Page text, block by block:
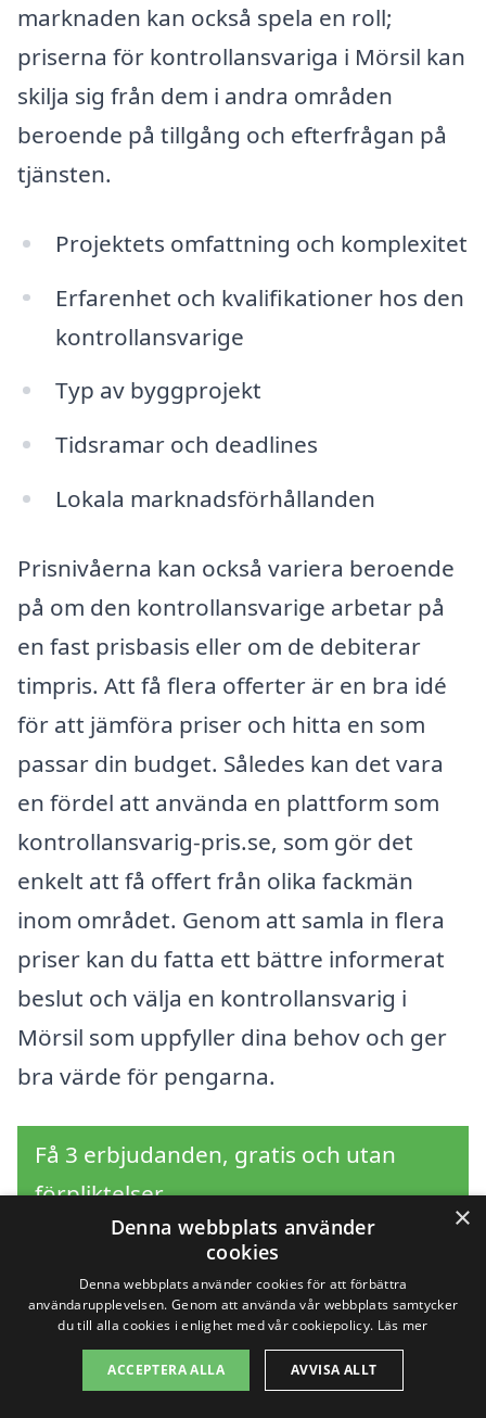
marknaden kan också spela en roll;
priserna för kontrollansvariga i Mörsil kan
skilja sig från dem i andra områden
beroende på tillgång och efterfrågan på
tjänsten.
Projektets omfattning och komplexitet
Erfarenhet och kvalifikationer hos den
kontrollansvarige
Typ av byggprojekt
Tidsramar och deadlines
Lokala marknadsförhållanden
Prisnivåerna kan också variera beroende
på om den kontrollansvarige arbetar på
en fast prisbasis eller om de debiterar
timpris. Att få flera offerter är en bra idé
för att jämföra priser och hitta en som
passar din budget. Således kan det vara
en fördel att använda en plattform som
kontrollansvarig-pris.se, som gör det
enkelt att få offert från olika fackmän
inom området. Genom att samla in flera
priser kan du fatta ett bättre informerat
beslut och välja en kontrollansvarig i
Mörsil som uppfyller dina behov och ger
bra värde för pengarna.
Få 3 erbjudanden, gratis och utan
förpliktelser
Sök efter en
professionell för
×
Denna webbplats använder
cookies
Denna webbplats använder cookies för att förbättra
användarupplevelsen. Genom att använda vår webbplats samtycker
du till alla cookies i enlighet med vår cookiepolicy. Läs mer
ACCEPTERA ALLA AVVISA ALLT